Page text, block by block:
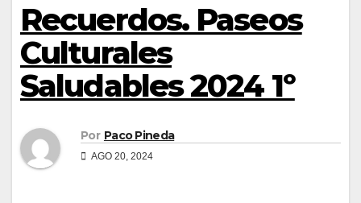
Recuerdos. Paseos
Culturales
Saludables 2024 1º
Por Paco Pineda
AGO 20, 2024